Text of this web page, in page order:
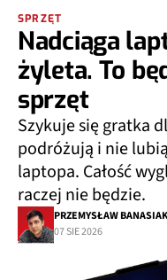
SPRZĘT
Nadciąga
żyleta. To
sprzęt
Szykuje się gratka
podróżują i nie
laptopa. Całość
raczej nie będzie.
PRZEMYSŁAW
07 SIE 2026